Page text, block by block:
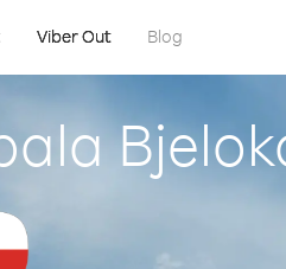
Viber Out Blog